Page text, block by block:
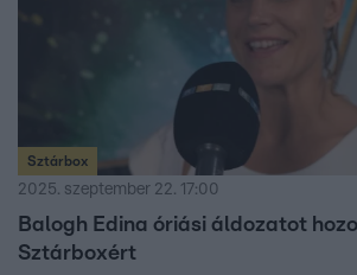
Sztárbox
2025. szeptember 22. 17:00
Balogh Edina óriási áldozatot
Sztárboxért